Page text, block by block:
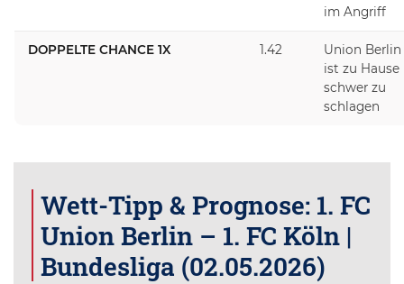
im Angriff
DOPPELTE CHANCE 1X 1.42
Union Berlin
ist zu Hause
schwer zu
schlagen
Wett-Tipp & Prognose: 1. FC
Union Berlin – 1. FC Köln |
Bundesliga (02.05.2026)